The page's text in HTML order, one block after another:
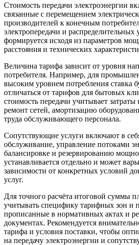
Стоимость передачи электроэнергии
связанные с перемещением
производителей к конечным
электропередачи и распределительных
формируется исходя из параметров
расстояния и технических
Величина тарифа зависит от уровня
потребителя. Например, для
высоким уровнем потребления ставка
отличаться от тарифов для бытовых
стоимость передачи учитывает
ремонт сетей, амортизацию
труда обслуживающего персонала.
Сопутствующие услуги включают в
обслуживание, управление потоками
балансировке и резервированию
устанавливается отдельно и может
зависимости от конкретных условий
услуг.
Для точного расчёта итоговой суммы
учитывать специфику тарифных зон и
прописанные в нормативных актах и
документах. Рекомендуется
тарифа и условия поставки, чтобы
на передачу электроэнергии и